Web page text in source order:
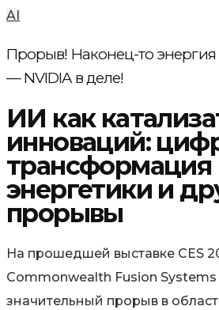
AI
Прорыв! Наконец-то
— NVIDIA в деле!
ИИ как
инноваций:
трансформация
энергетики и
прорывы
На прошедшей выставке CES
Commonwealth Fusion Systems
значительный прорыв в